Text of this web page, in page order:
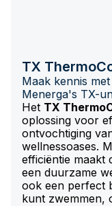
TX
Maak kennis
Menerga's TX-
Het TX
oplossing voor
ontvochtiging
wellnessoases.
efficiëntie maakt
een duurzame
ook een perfect
kunt zwemmen,